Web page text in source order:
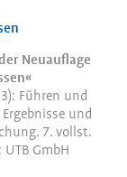
Neuauflage
Führen und
und
7. vollst.
GmbH